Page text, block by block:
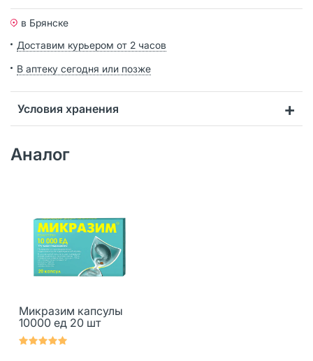
в Брянске
Доставим курьером от 2 часов
В аптеку сегодня или позже
Условия хранения
Аналог
Микразим капсулы
10000 ед 20 шт